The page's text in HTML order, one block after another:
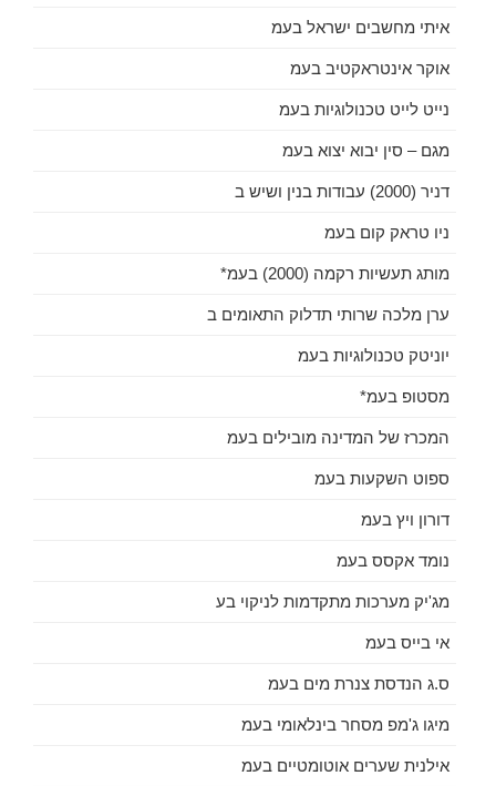
איתי מחשבים ישראל בעמ
אוקר אינטראקטיב בעמ
נייט לייט טכנולוגיות בעמ
מגם – סין יבוא יצוא בעמ
דניר (2000) עבודות בנין ושיש ב
ניו טראק קום בעמ
מותג תעשיות רקמה (2000) בעמ*
ערן מלכה שרותי תדלוק התאומים ב
יוניטק טכנולוגיות בעמ
מסטופ בעמ*
המכרז של המדינה מובילים בעמ
ספוט השקעות בעמ
דורון ויץ בעמ
נומד אקסס בעמ
מג'יק מערכות מתקדמות לניקוי בע
אי בייס בעמ
ס.ג הנדסת צנרת מים בעמ
מיגו ג'מפ מסחר בינלאומי בעמ
אילנית שערים אוטומטיים בעמ